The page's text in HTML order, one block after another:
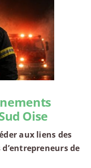
Oise
aux liens des
de